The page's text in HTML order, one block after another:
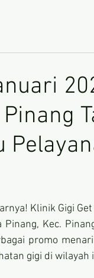
Klinik Gigi
Kec.
promo
gigi di wilayah